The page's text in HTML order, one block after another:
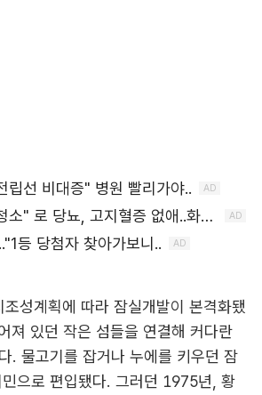
성계획에 따라 잠실개발이 본격화됐
져 있던 작은 섬들을 연결해 커다란
. 물고기를 잡거나 누에를 키우던 잠
으로 편입됐다. 그러던 1975년, 황